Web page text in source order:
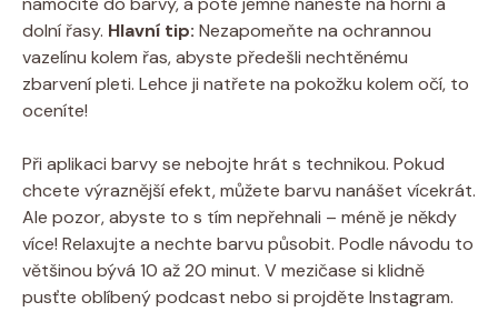
dolní řasy. Hlavní tip: Nezapomeňte na ochrannou
vazelínu kolem řas, abyste předešli nechtěnému
zbarvení pleti. Lehce ji natřete na pokožku kolem očí, to
oceníte!
Při aplikaci barvy se nebojte hrát s technikou. Pokud
chcete výraznější efekt, můžete barvu nanášet vícekrát.
Ale pozor, abyste to s tím nepřehnali – méně je někdy
více! Relaxujte a nechte barvu působit. Podle návodu to
většinou bývá 10 až 20 minut. V mezičase si klidně
pusťte oblíbený podcast nebo si projděte Instagram.